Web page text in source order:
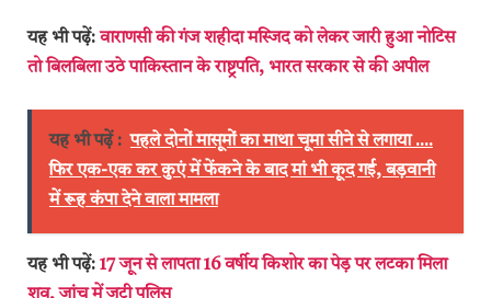
यह भी पढ़ें: वाराणसी की गंज शहीदा मस्जिद को लेकर जारी हुआ नोटिस
तो बिलबिला उठे पाकिस्तान के राष्ट्रपति, भारत सरकार से की अपील
यह भी पढ़ें : पहले दोनों मासूमों का माथा चूमा सीने से लगाया ....
फिर एक-एक कर कुएं में फेंकने के बाद मां भी कूद गई, बड़वानी
में रूह कंपा देने वाला मामला
यह भी पढ़ें: 17 जून से लापता 16 वर्षीय किशोर का पेड़ पर लटका मिला